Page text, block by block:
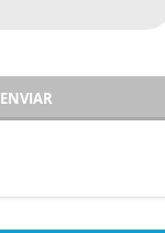
ENVIAR